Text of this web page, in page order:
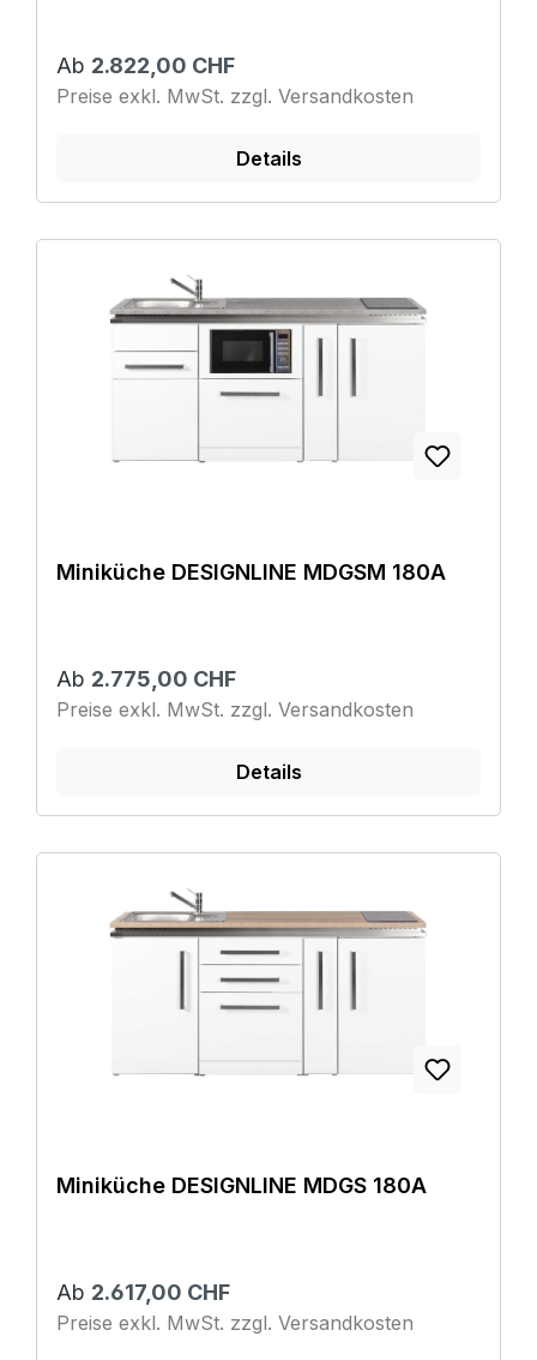
Ab 2.822,00 CHF
Preise exkl. MwSt. zzgl. Versandkosten
Details
Miniküche DESIGNLINE MDGSM 180A
Ab 2.775,00 CHF
Preise exkl. MwSt. zzgl. Versandkosten
Details
Miniküche DESIGNLINE MDGS 180A
Ab 2.617,00 CHF
Preise exkl. MwSt. zzgl. Versandkosten